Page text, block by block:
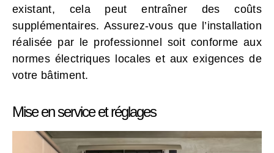
existant, cela peut entraîner des coûts
supplémentaires. Assurez-vous que l’installation
réalisée par le professionnel soit conforme aux
normes électriques locales et aux exigences de
votre bâtiment.
Mise en service et réglages